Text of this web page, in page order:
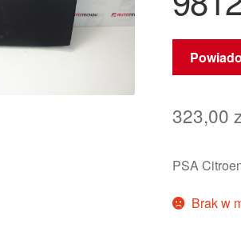
323,00
PSA
Brak w